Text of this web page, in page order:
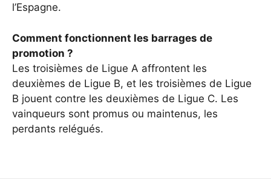
l’Espagne.
Comment fonctionnent les barrages de
promotion ?
Les troisièmes de Ligue A affrontent les
deuxièmes de Ligue B, et les troisièmes de Ligue
B jouent contre les deuxièmes de Ligue C. Les
vainqueurs sont promus ou maintenus, les
perdants relégués.